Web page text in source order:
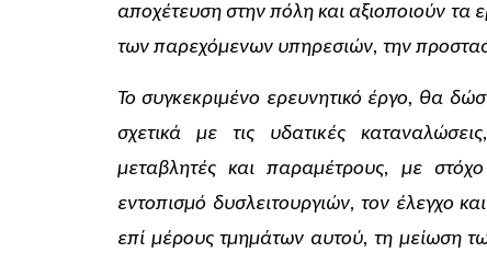
αποχέτευση στην πόλη και αξιοποιούν τα
των παρεχόμενων υπηρεσιών, την
Το συγκεκριμένο ερευνητικό έργο, θα
σχετικά με τις υδατικές
μεταβλητές και παραμέτρους, με
εντοπισμό δυσλειτουργιών, τον έλεγχο
επί μέρους τμημάτων αυτού, τη μείωση